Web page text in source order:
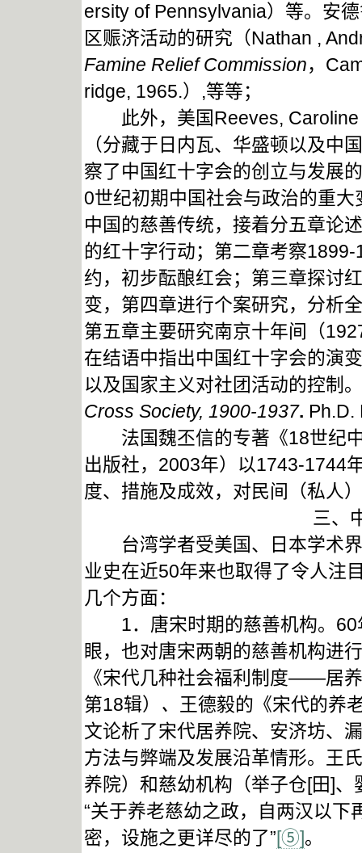
ersity of Pennsylvania）等。安
区赈济活动的研究（Nathan ,
Famine Relief Commission，
ridge, 1965.）,等等；
此外，美国Reeves, Caroline
（分藏于日内瓦、华盛顿以及中
察了中国红十字会的创立与发展
0世纪初期中国社会与政治的重大
中国的慈善传统，接着分五章论
的红十字行动；第二章考察
约，初步酝酿红会；第三章探讨
变，第四章进行个案研究，分析
第五章主要研究南京十年间（
在结语中指出中国红十字会的演
以及国家主义对社团活动的控制
Cross Society, 1900-1937. Ph.D.
法国魏丕信的专著《18世纪中
出版社，2003年）以1743-1744
度、措施及成效，对民间（私人
三、
台湾学者受美国、日本学术界
业史在近50年来也取得了令人注
几个方面：
1．唐宋时期的慈善机构。60
眼，也对唐宋两朝的慈善机构进
《宋代几种社会福利制度——居
第18辑） 、 王德毅的《宋代的养
文论析了宋代居养院、安济坊、
方法与弊端及发展沿革情形。王
养院）和慈幼机构（举子仓[田]
“关于养老慈幼之政，自两汉以
密，设施之更详尽的了”[⑤]。